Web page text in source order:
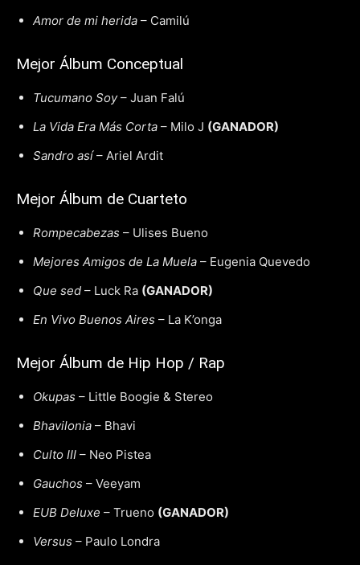
Amor de mi herida – Camilú
Mejor Álbum Conceptual
Tucumano Soy– Juan Falú
La Vida Era Más Corta – Milo J (GANADOR)
Sandro así– Ariel Ardit
Mejor Álbum de Cuarteto
Rompecabezas – Ulises Bueno
Mejores Amigos de La Muela – Eugenia Quevedo
Que sed – Luck Ra (GANADOR)
En Vivo Buenos Aires – La K’onga
Mejor Álbum de Hip Hop / Rap
Okupas – Little Boogie & Stereo
Bhavilonia – Bhavi
Culto III – Neo Pistea
Gauchos – Veeyam
EUB Deluxe – Trueno (GANADOR)
Versus – Paulo Londra